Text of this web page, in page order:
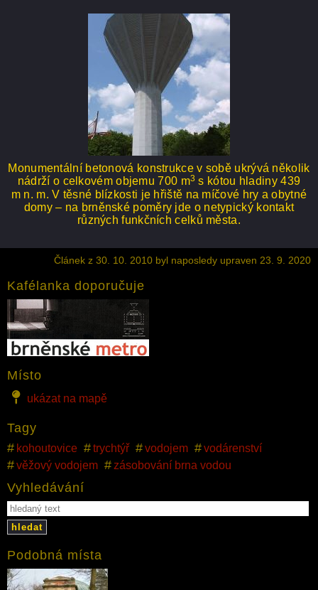
Monumentální betonová konstrukce v sobě ukrývá několik
nádrží o celkovém objemu 700 m3 s kótou hladiny 439
m n. m. V těsné blízkosti je hřiště na míčové hry a obytné
domy – na brněnské poměry jde o netypický kontakt
různých funkčních celků města.
Článek z 30. 10. 2010 byl naposledy upraven 23. 9. 2020
Kafélanka doporučuje
Místo
ukázat na mapě
Tagy
kohoutovice trychtýř vodojem
vodárenství
věžový vodojem
zásobování brna vodou
Vyhledávání
hledat
Podobná místa